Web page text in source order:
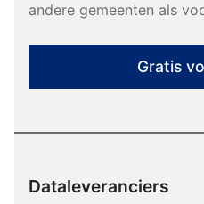
andere gemeenten als
Gratis
Dataleveranciers